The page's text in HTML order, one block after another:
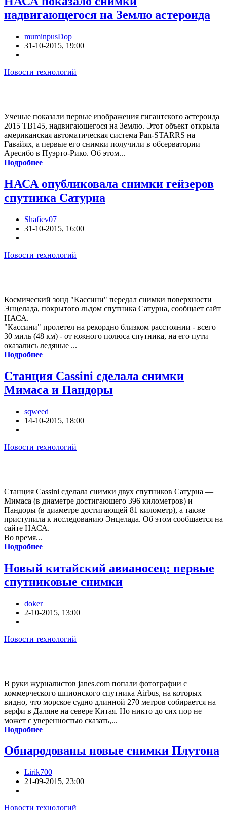
надвигающегося на Землю астероида
muminpusDop
31-10-2015, 19:00
Новости технологий
Ученые показали первые изображения гигантского астероида
2015 TB145, надвигающегося на Землю. Этот объект открыла
американская автоматическая система Pan-STARRS на
Гавайях, а первые его снимки получили в обсерватории
Аресибо в Пуэрто-Рико. Об этом...
Подробнее
НАСА опубликовала снимки гейзеров
спутника Сатурна
Shafiev07
31-10-2015, 16:00
Новости технологий
Космический зонд "Кассини" передал снимки поверхности
Энцелада, покрытого льдом спутника Сатурна, сообщает сайт
НАСА.
"Кассини" пролетел на рекордно близком расстоянии - всего
30 миль (48 км) - от южного полюса спутника, на его пути
оказались ледяные ...
Подробнее
Станция Cassini сделала снимки
Мимаса и Пандоры
sqweed
14-10-2015, 18:00
Новости технологий
Станция Cassini сделала снимки двух спутников Сатурна —
Мимаса (в диаметре достигающего 396 километров) и
Пандоры (в диаметре достигающей 81 километр), а также
приступила к исследованию Энцелада. Об этом сообщается на
сайте НАСА.
Во время...
Подробнее
Новый китайский авианосец: первые
спутниковые снимки
doker
2-10-2015, 13:00
Новости технологий
В руки журналистов janes.com попали фотографии с
коммерческого шпионского спутника Airbus, на которых
видно, что морское судно длинной 270 метров собирается на
верфи в Даляне на севере Китая. Но никто до сих пор не
может с уверенностью сказать,...
Подробнее
Обнародованы новые снимки Плутона
Lirik700
21-09-2015, 23:00
Новости технологий